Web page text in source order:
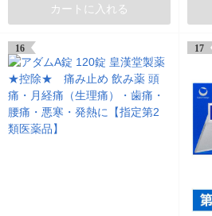
カートに入れる
16 17